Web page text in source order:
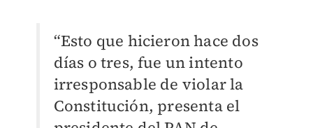
“Esto que hicieron hace dos
días o tres, fue un intento
irresponsable de violar la
Constitución, presenta el